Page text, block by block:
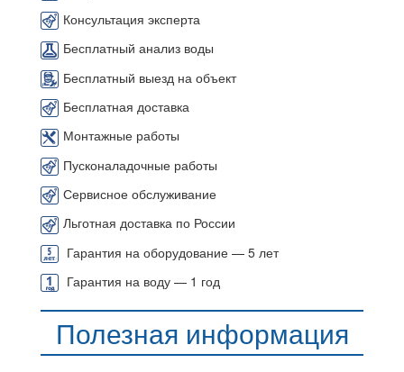
Консультация эксперта
Бесплатный анализ воды
Бесплатный выезд на объект
Бесплатная доставка
Монтажные работы
Пусконаладочные работы
Сервисное обслуживание
Льготная доставка по России
Гарантия на оборудование — 5 лет
Гарантия на воду — 1 год
Полезная информация